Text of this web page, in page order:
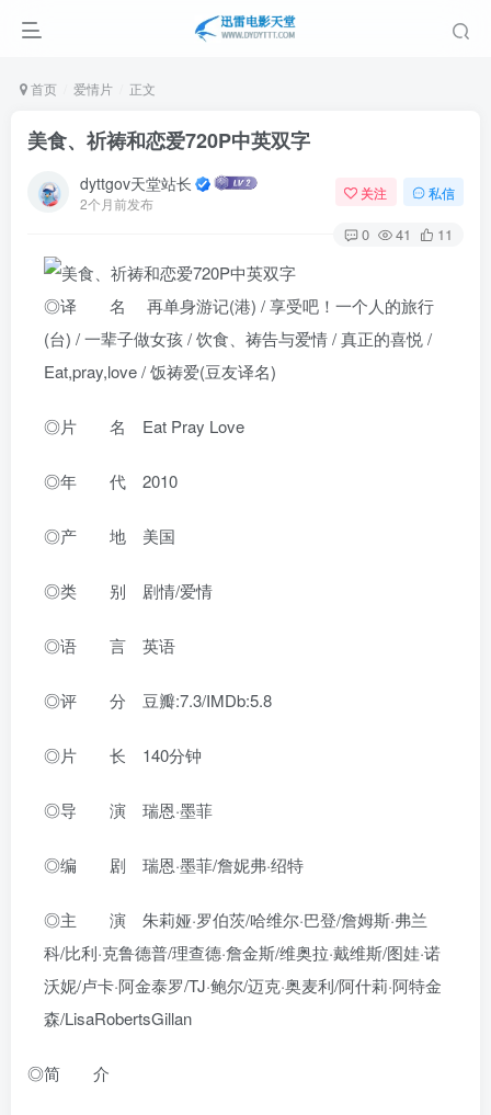
首页 爱情片 正文
美食、祈祷和恋爱720P中英双字
dyttgov天堂站长
2个月前发布
关注 私信
0 41 11
◎译 名 再单身游记(港) / 享受吧！一个人的旅行
(台) / 一辈子做女孩 / 饮食、祷告与爱情 / 真正的喜悦 /
Eat,pray,love / 饭祷爱(豆友译名)
◎片 名 Eat Pray Love
◎年 代 2010
◎产 地 美国
◎类 别 剧情/爱情
◎语 言 英语
◎评 分 豆瓣:7.3/IMDb:5.8
◎片 长 140分钟
◎导 演 瑞恩·墨菲
◎编 剧 瑞恩·墨菲/詹妮弗·绍特
◎主 演 朱莉娅·罗伯茨/哈维尔·巴登/詹姆斯·弗兰
科/比利·克鲁德普/理查德·詹金斯/维奥拉·戴维斯/图娃·诺
沃妮/卢卡·阿金泰罗/TJ·鲍尔/迈克·奥麦利/阿什莉·阿特金
森/LisaRobertsGillan
◎简 介